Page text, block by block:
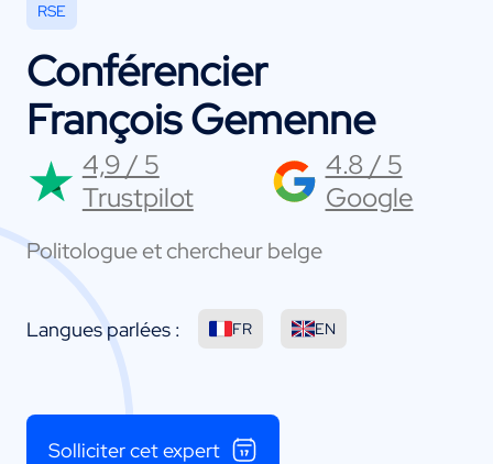
RSE
Conférencier
François Gemenne
4,9 / 5
Trustpilot
4.8 / 5
Google
Politologue et chercheur belge
Langues parlées : FR EN
Solliciter cet expert